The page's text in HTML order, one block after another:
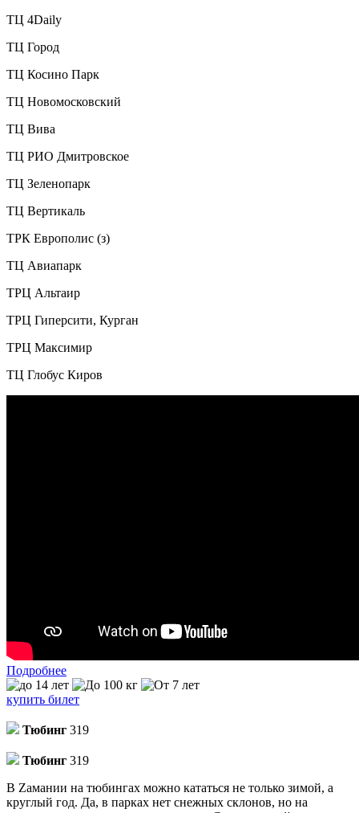
ТЦ 4Daily
ТЦ Город
ТЦ Косино Парк
ТЦ Новомосковский
ТЦ Вива
ТЦ РИО Дмитровское
ТЦ Зеленопарк
ТЦ Вертикаль
ТРК Европолис (з)
ТЦ Авиапарк
ТРЦ Альтаир
ТРЦ Гиперсити, Курган
ТРЦ Максимир
ТЦ Глобус Киров
Подробнее
купить билет
Тюбинг 319
Тюбинг 319
В Zамании на тюбингах можно кататься не только зимой, а
круглый год. Да, в парках нет снежных склонов, но на